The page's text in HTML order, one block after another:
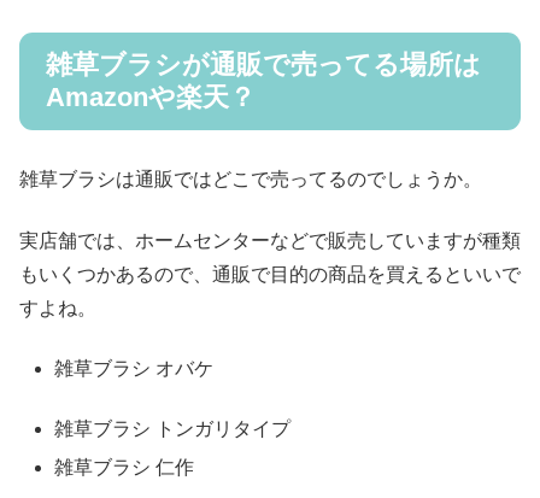
雑草ブラシが通販で売ってる場所は
Amazonや楽天？
雑草ブラシは通販ではどこで売ってるのでしょうか。
実店舗では、ホームセンターなどで販売していますが種類
もいくつかあるので、通販で目的の商品を買えるといいで
すよね。
雑草ブラシ オバケ
雑草ブラシ トンガリタイプ
雑草ブラシ 仁作